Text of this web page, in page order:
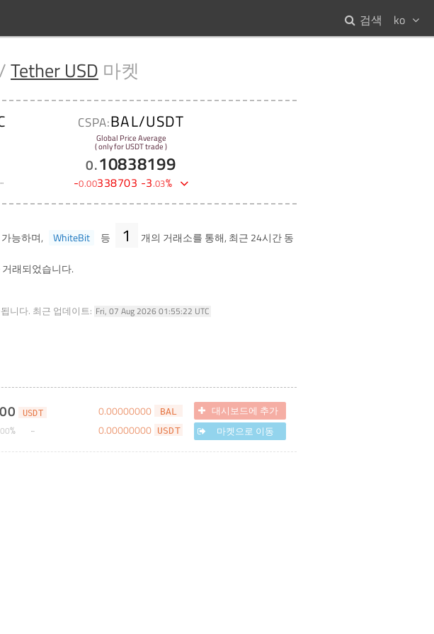
ko
검색
/Tether USD 마켓
CSPA:BAL/USDT
Global Price Average
( only for USDT trade )
0.10838199
-0.00338703 -3.03%
능하며, WhiteBit 등 1 개의 거래소를 통해, 최근 24시간 동
거래되었습니다.
니다. 최근 업데이트: Fri, 07 Aug 2026 01:55:22 UTC
USDT
00%
0.00000000 BAL
0.00000000 USDT
대시보드에 추가
마켓으로 이동